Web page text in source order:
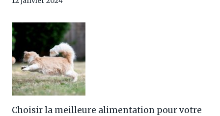
Choisir la meilleure alimentation pour votre